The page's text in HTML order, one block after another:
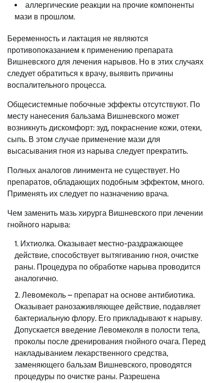
аллергические реакции на прочие компоненты
мази в прошлом.
Беременность и лактация не являются
противопоказанием к применению препарата
Вишневского для лечения нарывов. Но в этих случаях
следует обратиться к врачу, выявить причины
воспалительного процесса.
Общесистемные побочные эффекты отсутствуют. По
месту нанесения бальзама Вишневского может
возникнуть дискомфорт: зуд, покраснение кожи, отеки,
сыпь. В этом случае применение мази для
высасывания гноя из нарыва следует прекратить.
Полных аналогов линимента не существует. Но
препаратов, обладающих подобным эффектом, много.
Применять их следует по назначению врача.
Чем заменить мазь хирурга Вишневского при лечении
гнойного нарыва:
Ихтиолка. Оказывает местно-раздражающее
действие, способствует вытягиванию гноя, очистке
раны. Процедура по обработке нарыва проводится
аналогично.
Левомеколь – препарат на основе антибиотика.
Оказывает ранозаживляющее действие, подавляет
бактериальную флору. Его прикладывают к нарыву.
Допускается введение Левомеколя в полости тела,
проколы после дренирования гнойного очага. Перед
накладыванием лекарственного средства,
заменяющего бальзам Вишневского, проводятся
процедуры по очистке раны. Разрешена